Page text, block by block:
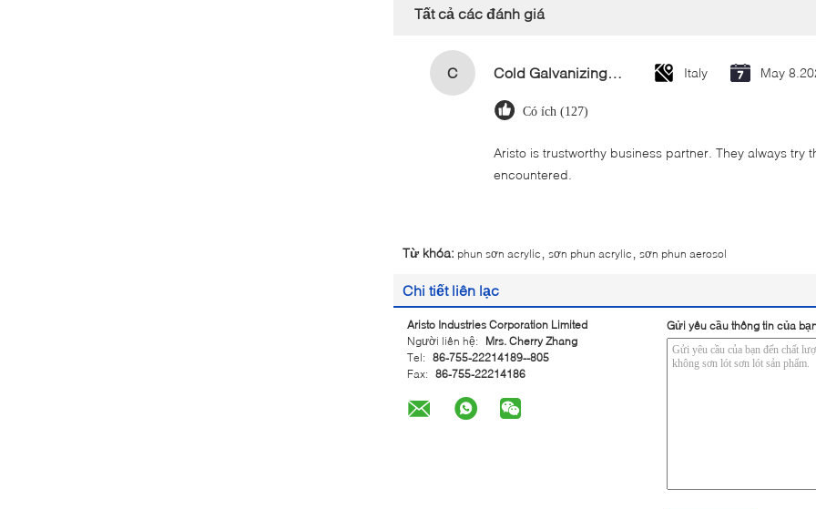
Tất cả các đánh giá
C Cold Galvanizing Zinc Spray Paint 400ml Italy May
Có ích (127)
Aristo is trustworthy business partner. They always try
encountered.
Từ khóa: phun sơn acrylic sơn phun acrylic sơn phun aerosol
Chi tiết liên lạc
Aristo Industries Corporation Limited
Người liên hệ:
Mrs. Cherry Zhang
Tel: 86-755-22214189--805
Fax: 86-755-22214186
Gửi yêu cầu thông tin của